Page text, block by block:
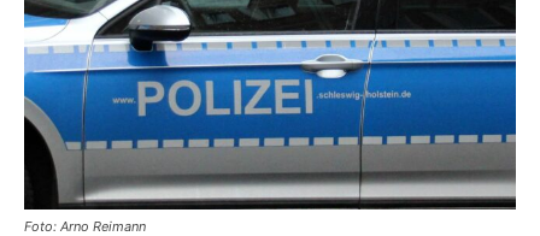
Foto: Arno Reimann